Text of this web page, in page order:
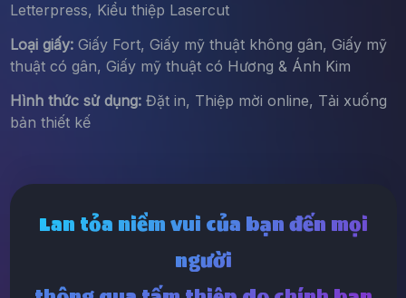
Letterpress, Kiểu thiệp Lasercut
Loại giấy:Giấy Fort, Giấy mỹ thuật không gân, Giấy mỹ
thuật có gân, Giấy mỹ thuật có Hương & Ánh Kim
Hình thức sử dụng:Đặt in, Thiệp mời online, Tải xuống
bản thiết kế
Lan tỏa niềm vui của bạn đến mọi
người